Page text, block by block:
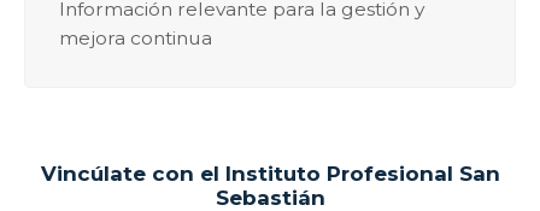
Información relevante para la gestión y
mejora continua
Vincúlate con el Instituto Profesional San
Sebastián